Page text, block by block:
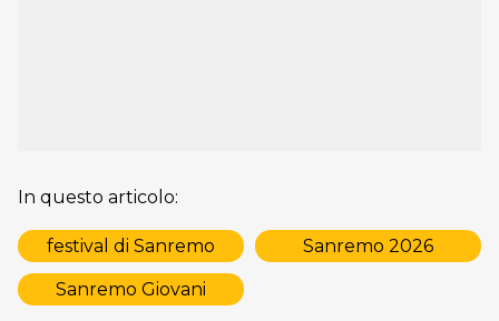
In questo articolo:
festival di Sanremo Sanremo 2026
Sanremo Giovani